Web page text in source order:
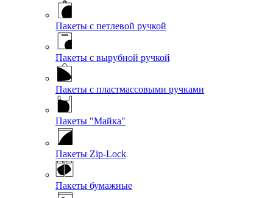
Пакеты с петлевой ручкой
Пакеты с вырубной ручкой
Пакеты с пластмассовыми ручками
Пакеты "Майка"
Пакеты Zip-Lock
Пакеты бумажные